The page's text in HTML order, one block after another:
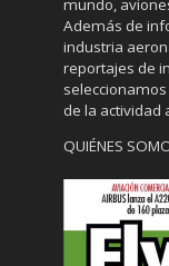
Además de
industria
reportajes de
de la actividad
QUIÉNES